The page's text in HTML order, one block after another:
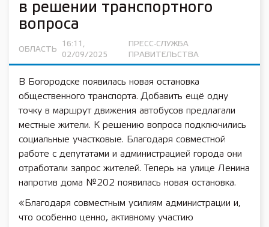
в решении транспортного
вопроса
ОБЛАСТЬ
16:11,
02/09/2025
ПРЕСС-СЛУЖБА
ПРАВИТЕЛЬСТВА
В Богородске появилась новая остановка
общественного транспорта. Добавить ещё одну
точку в маршрут движения автобусов предлагали
местные жители. К решению вопроса подключились
социальные участковые. Благодаря совместной
работе с депутатами и администрацией города они
отработали запрос жителей. Теперь на улице Ленина
напротив дома №202 появилась новая остановка.
«Благодаря совместным усилиям администрации и,
что особенно ценно, активному участию